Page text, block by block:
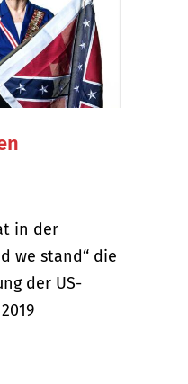
in der
we stand“ die
der US-